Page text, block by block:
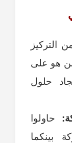
التركيز
هو على
حلول
حاولوا
بينكما